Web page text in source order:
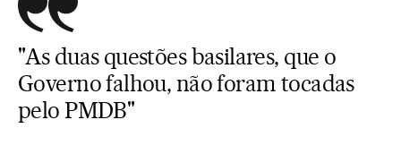
"As duas questões basilares, que o
Governo falhou, não foram tocadas
pelo PMDB"